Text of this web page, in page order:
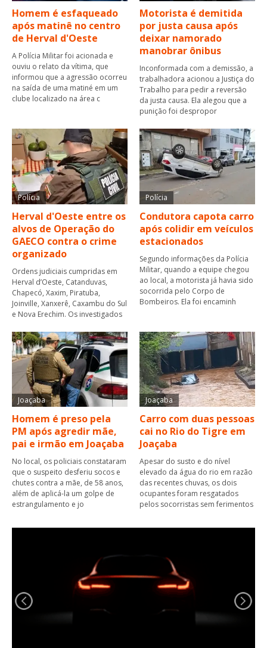
Homem é esfaqueado
após matinê no centro
de Herval d'Oeste
A Polícia Militar foi acionada e
ouviu o relato da vítima, que
informou que a agressão ocorreu
na saída de uma matiné em um
clube localizado na área c
Motorista é demitida
por justa causa após
deixar namorado
manobrar ônibus
Inconformada com a demissão, a
trabalhadora acionou a Justiça do
Trabalho para pedir a reversão
da justa causa. Ela alegou que a
punição foi despropor
Polícia
Herval d'Oeste entre os
alvos de Operação do
GAECO contra o crime
organizado
Ordens judiciais cumpridas em
Herval d’Oeste, Catanduvas,
Chapecó, Xaxim, Piratuba,
Joinville, Xanxerê, Caxambu do Sul
e Nova Erechim. Os investigados
Polícia
Condutora capota carro
após colidir em veículos
estacionados
Segundo informações da Polícia
Militar, quando a equipe chegou
ao local, a motorista já havia sido
socorrida pelo Corpo de
Bombeiros. Ela foi encaminh
Joaçaba
Homem é preso pela
PM após agredir mãe,
pai e irmão em Joaçaba
No local, os policiais constataram
que o suspeito desferiu socos e
chutes contra a mãe, de 58 anos,
além de aplicá-la um golpe de
estrangulamento e jo
Joaçaba
Carro com duas pessoas
cai no Rio do Tigre em
Joaçaba
Apesar do susto e do nível
elevado da água do rio em razão
das recentes chuvas, os dois
ocupantes foram resgatados
pelos socorristas sem ferimentos